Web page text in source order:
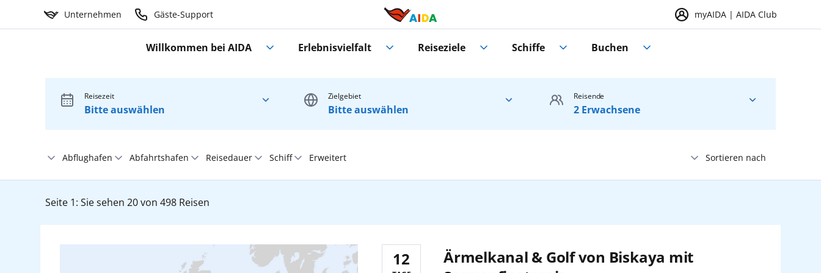
Unternehmen Gäste-Support myAIDA | AIDA Club
Willkommen bei AIDA Erlebnisvielfalt Reiseziele Schiffe Buchen
Bitte auswählen
Reisezeit
Bitte auswählen
Zielgebiet
2 Erwachsene
Reisende
2
Abflughafen
Ohne Flughafen
Abfahrtshafen
Bangkok/Laem Chabang
Reisedauer Schiff
AIDAblu
Erweitert
AIDAspecials
Sortieren nach
Preis aufsteigend
Seite 1: Sie sehen 20 von 498 Reisen
Ärmelkanal & Golf von Biskaya mit
12